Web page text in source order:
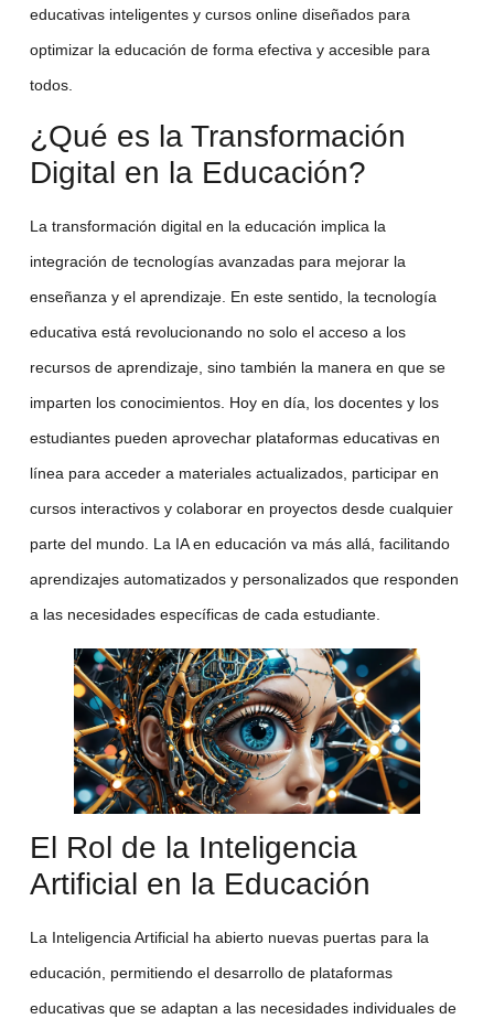
educativasinteligentes y cursos onlinediseñados para
optimizar la educación de forma efectiva y accesible para
todos.
¿Qué es la Transformación
Digital en la Educación?
La transformación digital en la educación implica la
integración de tecnologías avanzadas para mejorar la
enseñanza y el aprendizaje. En este sentido, la tecnología
educativaestá revolucionando no solo el acceso a los
recursos de aprendizaje, sino también la manera en que se
imparten los conocimientos. Hoy en día, los docentes y los
estudiantes pueden aprovechar plataformas educativasen
línea para acceder a materiales actualizados, participar en
cursos interactivos y colaborar en proyectos desde cualquier
parte del mundo. La IA en educación va más allá, facilitando
aprendizajes automatizadosy personalizados que responden
a las necesidades específicas de cada estudiante.
El Rol de la Inteligencia
Artificial en la Educación
La Inteligencia Artificialha abierto nuevas puertas para la
educación, permitiendo el desarrollo de plataformas
educativasque se adaptan a las necesidades individuales de